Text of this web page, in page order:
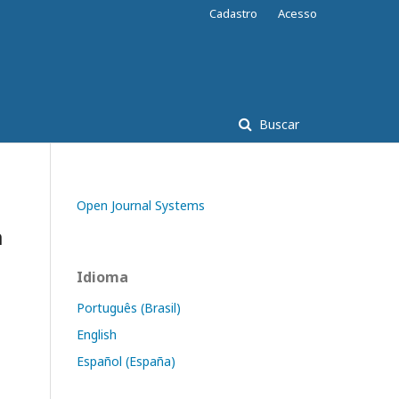
Buscar
Cadastro Acesso
Open Journal Systems
Idioma
Português (Brasil)
English
Español (España)